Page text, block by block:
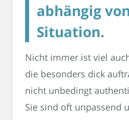
abhängig
Situation.
Nicht immer ist viel
die besonders dick
nicht unbedingt
Sie sind oft unpassend